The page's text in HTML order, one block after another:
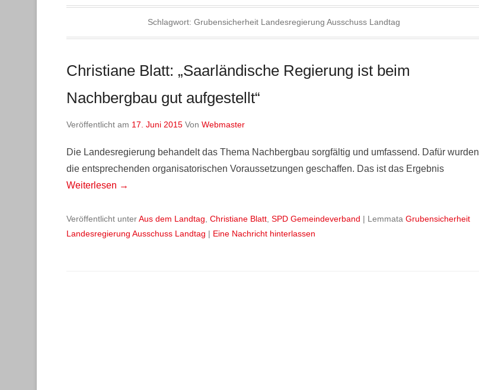
Schlagwort: Grubensicherheit Landesregierung Ausschuss Landtag
Christiane Blatt: „Saarländische Regierung ist beim
Nachbergbau gut aufgestellt“
Veröffentlicht am 17. Juni 2015 Von Webmaster
Die Landesregierung behandelt das Thema Nachbergbau sorgfältig und umfassend. Dafür wurden
die entsprechenden organisatorischen Voraussetzungen geschaffen. Das ist das Ergebnis
Weiterlesen →
Veröffentlicht unterAus dem Landtag Christiane Blatt SPD Gemeindeverband | Lemmata Grubensicherheit
Landesregierung Ausschuss Landtag | Eine Nachricht hinterlassen